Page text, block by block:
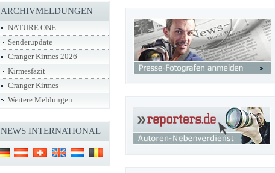
ARCHIVMELDUNGEN
NATURE ONE
Senderupdate
Cranger Kirmes 2026
Kirmesfazit
Cranger Kirmes
Weitere Meldungen...
NEWS INTERNATIONAL